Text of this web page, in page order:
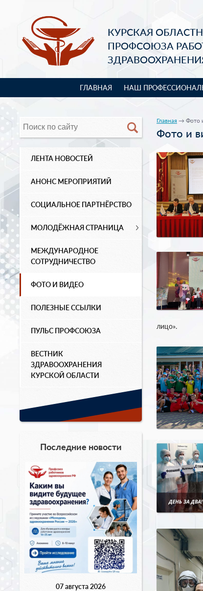
КУРСКАЯ
ПРОФСОЮЗА
ГЛАВНАЯ НАШ
ЛЕНТА НОВОСТЕЙ
АНОНС МЕРОПРИЯТИЙ
СОЦИАЛЬНОЕ ПАРТНЁРСТВО
МОЛОДЁЖНАЯ СТРАНИЦА
МЕЖДУНАРОДНОЕ
СОТРУДНИЧЕСТВО
ФОТО И ВИДЕО
ПОЛЕЗНЫЕ ССЫЛКИ
ПУЛЬС ПРОФСОЮЗА
ВЕСТНИК
ЗДРАВООХРАНЕНИЯ
КУРСКОЙ ОБЛАСТИ
Последние новости
07 августа 2026
Главная → Фото
Фото и
лицо».